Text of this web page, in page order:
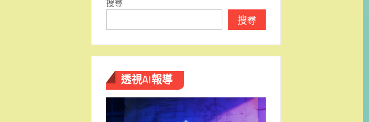
搜尋
搜尋
透視AI報導